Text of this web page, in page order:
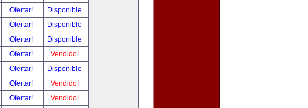
Ofertar!
Disponible
Ofertar!
Disponible
Ofertar!
Disponible
Ofertar!
Vendido!
Ofertar!
Disponible
Ofertar!
Vendido!
Ofertar!
Vendido!